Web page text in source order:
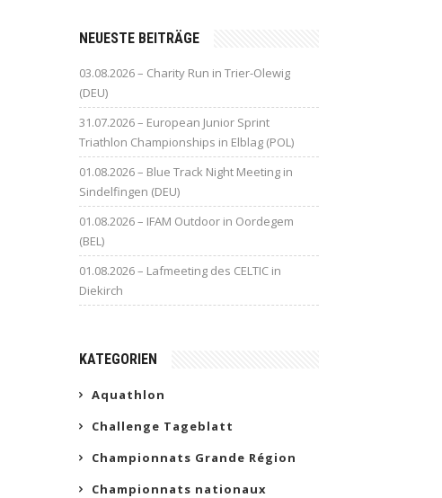
NEUESTE BEITRÄGE
03.08.2026 – Charity Run in Trier-Olewig
(DEU)
31.07.2026 – European Junior Sprint
Triathlon Championships in Elblag (POL)
01.08.2026 – Blue Track Night Meeting in
Sindelfingen (DEU)
01.08.2026 – IFAM Outdoor in Oordegem
(BEL)
01.08.2026 – Lafmeeting des CELTIC in
Diekirch
KATEGORIEN
Aquathlon
Challenge Tageblatt
Championnats Grande Région
Championnats nationaux